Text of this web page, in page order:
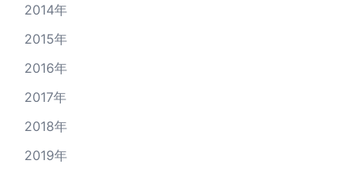
2014年
2015年
2016年
2017年
2018年
2019年